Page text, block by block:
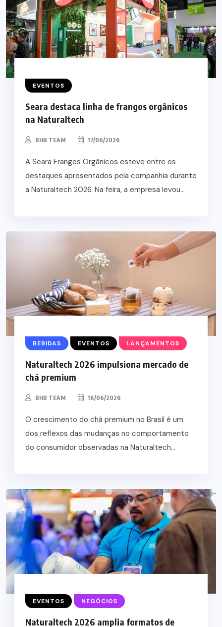
EVENTOS
Seara destaca linha de frangos orgânicos
na Naturaltech
BHB TEAM 17/06/2026
A Seara Frangos Orgânicos esteve entre os
destaques apresentados pela companhia durante
a Naturaltech 2026. Na feira, a empresa levou...
BEBIDAS EVENTOS LANÇAMENTOS
Naturaltech 2026 impulsiona mercado de
chá premium
BHB TEAM 16/06/2026
O crescimento do chá premium no Brasil é um
dos reflexos das mudanças no comportamento
do consumidor observadas na Naturaltech...
EVENTOS NEGÓCIOS
Naturaltech 2026 amplia formatos de